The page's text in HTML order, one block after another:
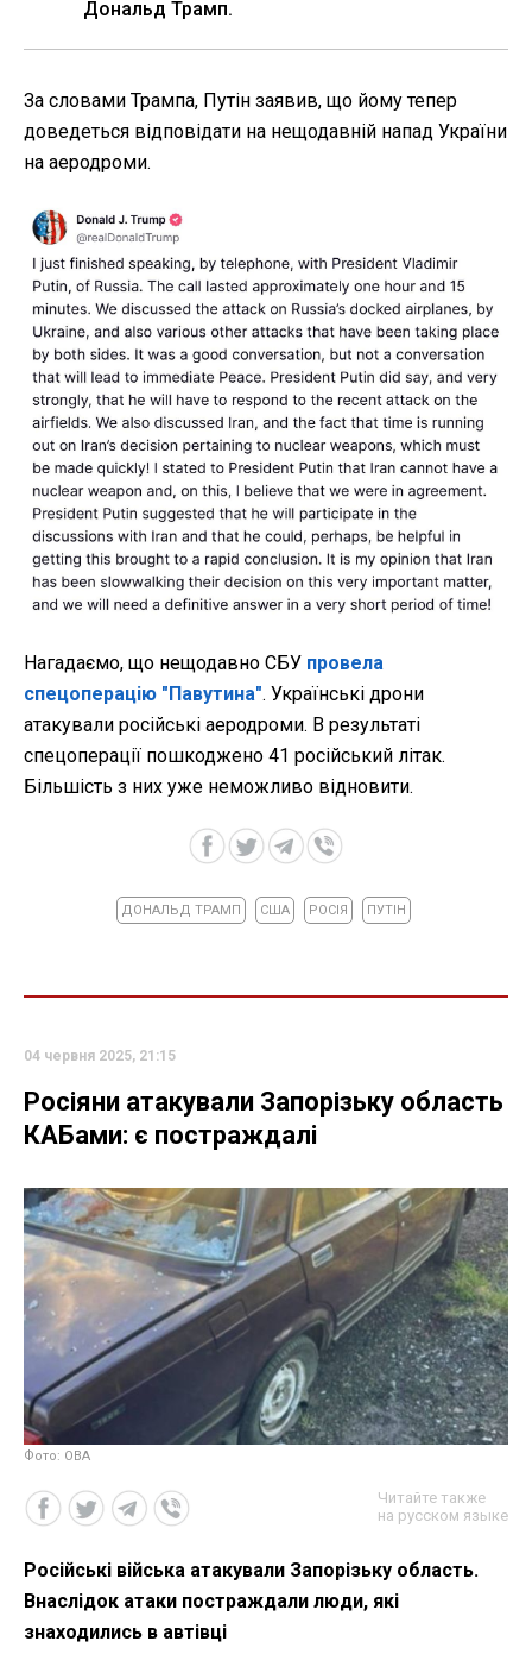
Дональд Трамп.
За словами Трампа, Путін заявив, що йому тепер
доведеться відповідати на нещодавній напад України
на аеродроми.
Нагадаємо, що нещодавно СБУ провела
спецоперацію "Павутина". Українські дрони
атакували російські аеродроми. В результаті
спецоперації пошкоджено 41 російський літак.
Більшість з них уже неможливо відновити.
ДОНАЛЬД ТРАМП США РОСІЯ ПУТІН
04 червня 2025, 21:15
Росіяни атакували Запорізьку область
КАБами: є постраждалі
Фото: ОВА
Читайте также
на русском языке
Російські війська атакували Запорізьку область.
Внаслідок атаки постраждали люди, які
знаходились в автівці